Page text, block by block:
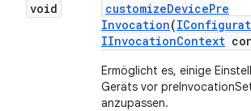
void customizeDevicePre
Invocation(
IInvocationContext
Ermöglicht es, einige
Geräts vor
anzupassen.